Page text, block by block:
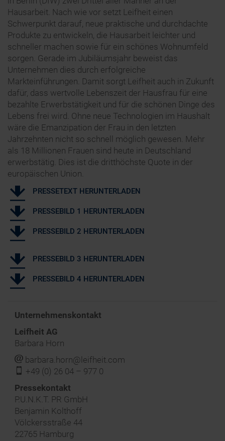
Hausarbeit. Nach wie vor setzt Leifheit einen
Schwerpunkt darauf, neue praktische und durchdachte
Produkte zu entwickeln, die Hausarbeit leichter und
schneller machen sowie für ein schönes Wohnumfeld
sorgen. Gerade im Jubiläumsjahr beweist das
Unternehmen dies durch erfolgreiche
Markteinführungen. Damit sorgt Leifheit auch in Zukunft
dafür, dass wertvolle Lebenszeit der Hausfrau für eine
bezahlte Erwerbstätigkeit und für die schönen Dinge des
Lebens frei wird. Ohne neue Technologien im Haushalt
wäre die Emanzipation der Frau in den letzten
Jahrzehnten nicht so schnell möglich gewesen. Mehr
als 18 Millionen Frauen sind heute in Deutschland
erwerbstätig. Dies ist die dritthöchste Quote in der
europäischen Union.
PRESSETEXT HERUNTERLADEN
PRESSEBILD 1 HERUNTERLADEN
PRESSEBILD 2 HERUNTERLADEN
PRESSEBILD 3 HERUNTERLADEN
PRESSEBILD 4 HERUNTERLADEN
Unternehmenskontakt
Leifheit AG
Barbara Horn
j barbara.horn@leifheit.com
f +49 (0) 26 04 – 977 0
‍Pressekontakt
P.U.N.K.T. PR GmbH
Benjamin Kolthoff
Völckersstraße 44
22765 Hamburg